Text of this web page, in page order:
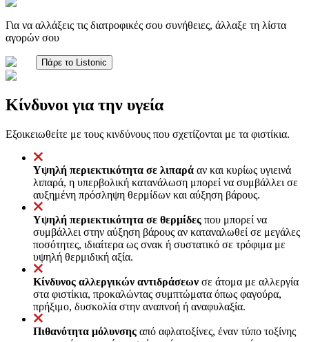
Για να αλλάξεις τις διατροφικές σου συνήθειες, άλλαξε τη λίστα
αγορών σου
Πάρε το Listonic
Κίνδυνοι για την υγεία
Εξοικειωθείτε με τους κινδύνους που σχετίζονται με τα φιστίκια.
Υψηλή περιεκτικότητα σε λιπαρά αν και κυρίως υγιεινά
λιπαρά, η υπερβολική κατανάλωση μπορεί να συμβάλλει σε
αυξημένη πρόσληψη θερμίδων και αύξηση βάρους.
Υψηλή περιεκτικότητα σε θερμίδες που μπορεί να
συμβάλλει στην αύξηση βάρους αν καταναλωθεί σε μεγάλες
ποσότητες, ιδιαίτερα ως σνακ ή συστατικό σε τρόφιμα με
υψηλή θερμιδική αξία.
Κίνδυνος αλλεργικών αντιδράσεων σε άτομα με αλλεργία
στα φιστίκια, προκαλώντας συμπτώματα όπως φαγούρα,
πρήξιμο, δυσκολία στην αναπνοή ή αναφυλαξία.
Πιθανότητα μόλυνσης από αφλατοξίνες, έναν τύπο τοξίνης